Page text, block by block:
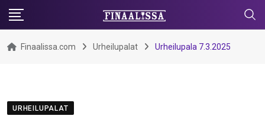
Skip
content
Finaalissa.com Urheilupalat Urheilupala 7.3.2025
URHEILUPALAT